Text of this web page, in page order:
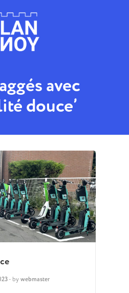
avec
douce’
- by webmaster